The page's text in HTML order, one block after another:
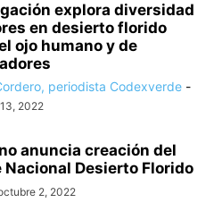
explora diversidad
en desierto florido
ojo humano y de
periodista Codexverde -
2022
anuncia creación del
Nacional Desierto Florido
2, 2022